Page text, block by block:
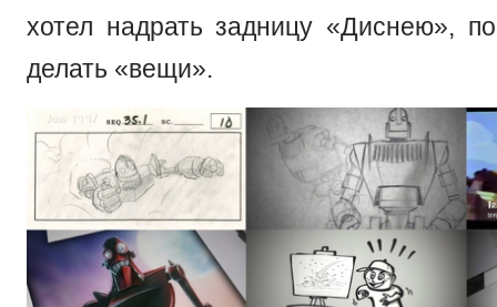
хотел надрать задницу «Диснею»,
делать «вещи».